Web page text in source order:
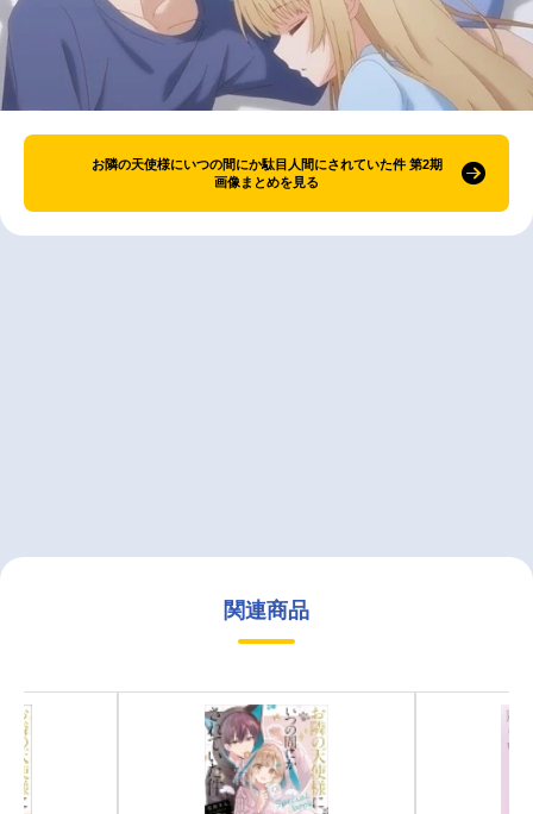
お隣の天使様にいつの間にか駄目人間にされていた件 第2期
画像まとめを見る
関連商品